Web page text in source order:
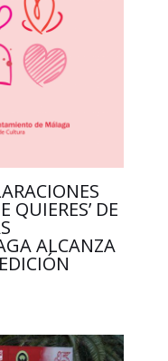
QUIERES’ DE
ALCANZA